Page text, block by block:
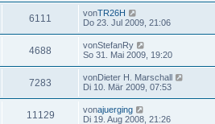
6111 vonTR26H
Do 23. Jul 2009, 21:06
4688 vonStefanRy
So 31. Mai 2009, 19:20
7283 vonDieter H. Marschall
Di 10. Mär 2009, 07:53
11129 vonajuerging
Di 19. Aug 2008, 21:26